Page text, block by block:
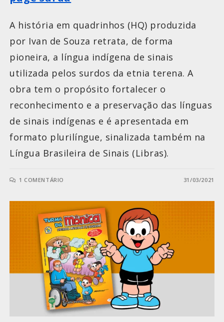
A história em quadrinhos (HQ) produzida
por Ivan de Souza retrata, de forma
pioneira, a língua indígena de sinais
utilizada pelos surdos da etnia terena. A
obra tem o propósito fortalecer o
reconhecimento e a preservação das línguas
de sinais indígenas e é apresentada em
formato plurilíngue, sinalizada também na
Língua Brasileira de Sinais (Libras).
1 COMENTÁRIO 31/03/2021